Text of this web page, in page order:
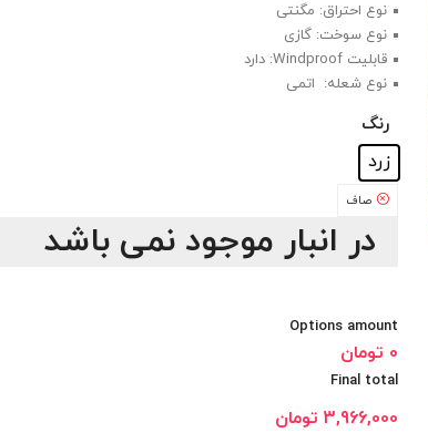
نوع احتراق: مگنتی
نوع سوخت: گازی
قابلیت Windproof: دارد
نوع شعله: اتمی
رنگ
زرد
صاف
در انبار موجود نمی باشد
Options amount
0 تومان
Final total
3,966,000 تومان